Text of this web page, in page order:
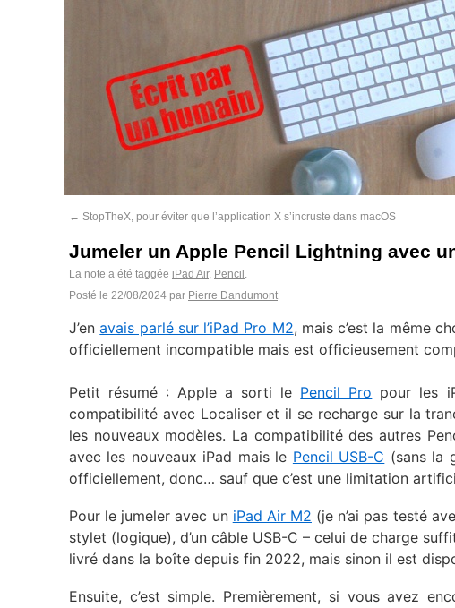
← StopTheX, pour éviter que l’application X s’incruste dans macOS
Jumeler un Apple Pencil Lightning avec
La note a été taggée iPad Air, Pencil .
Posté le 22/08/2024 par Pierre Dandumont
J’enavais parlé sur l’iPad Pro M2, mais c’est la même
officiellement incompatible mais est officieusement
Petit résumé : Apple a sorti le Pencil Pro pour les
compatibilité avec Localiser et il se recharge sur la
les nouveaux modèles. La compatibilité des autres
avec les nouveaux iPad mais le Pencil USB-C (sans la
officiellement, donc… sauf que c’est une limitation
Pour le jumeler avec un iPad Air M2 (je n’ai pas testé
stylet (logique), d’un câble USB-C – celui de charge
livré dans la boîte depuis fin 2022, mais sinon il est
Ensuite, c’est simple. Premièrement, si vous avez